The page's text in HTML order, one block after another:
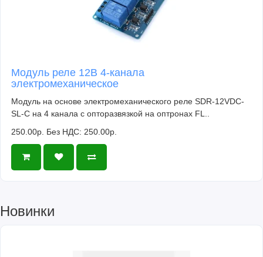
Модуль реле 12В 4-канала
электромеханическое
Модуль на основе электромеханического реле SDR-12VDC-
SL-C на 4 канала с опторазвязкой на оптронах FL..
250.00р. Без НДС: 250.00р.
Новинки